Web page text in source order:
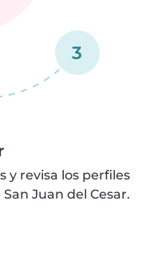
3
y revisa los perfiles
Juan del Cesar.